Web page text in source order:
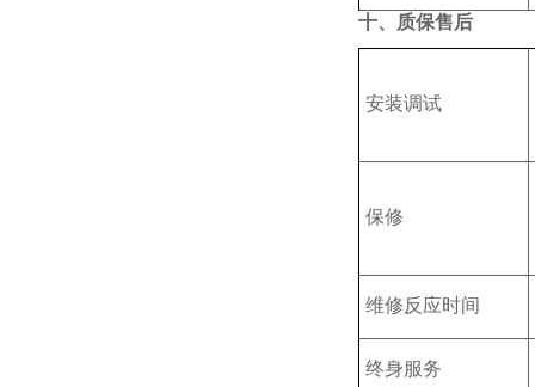
十、质保售后
安装调试
保修
维修反应时间
终身服务